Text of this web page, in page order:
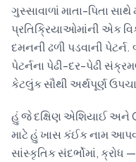
ગુસ્સાવાળાં માતા-પિતા
પ્રતિક્રિયાઓમાંની એક
દમનની ઢળી પડવાની
પેટર્નના પેઢી-દર-પેઢી
કેટલુંક સૌથી અર્થપૂર્ણ
હું જે દક્ષિણ એશિયાઈ અને
માટે હું ખાસ કંઈક નામ
સાંસ્કૃતિક સંદર્ભોમાં,